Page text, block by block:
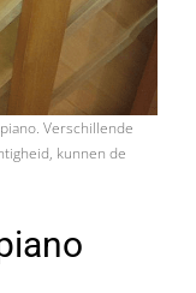
Verschillende
kunnen de